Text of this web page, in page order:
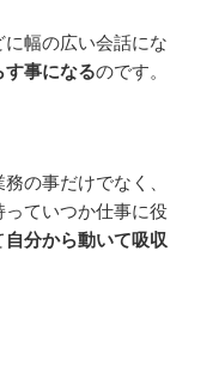
幅の広い会話にな
す事になるのです。
の事だけでなく、
ていつか仕事に役
自分から動いて吸収